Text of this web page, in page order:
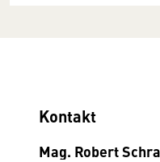
Kontakt
Mag. Robert